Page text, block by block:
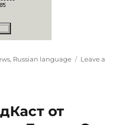
, Russian language
Leave a
от